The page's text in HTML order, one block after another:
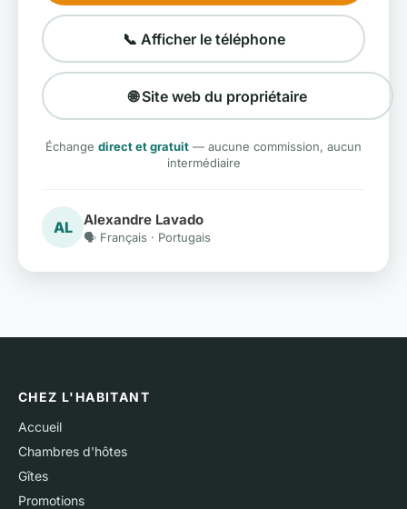
📞 Afficher le téléphone
🌐 Site web du propriétaire
Échange direct et gratuit — aucune commission, aucun
intermédiaire
AL Alexandre Lavado
🗣️ Français · Portugais
CHEZ L'HABITANT
Accueil
Chambres d'hôtes
Gîtes
Promotions